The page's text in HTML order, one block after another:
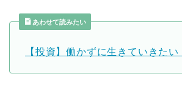
あわせて読みたい
【投資】働かずに生きていきたい